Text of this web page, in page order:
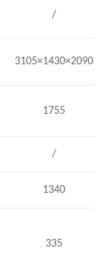
/
3105×1430×2090
1755
/
1340
335